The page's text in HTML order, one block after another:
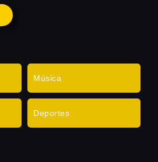
Música
Deportes